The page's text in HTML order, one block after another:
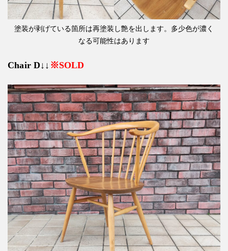
塗装が剥げている箇所は再塗装し艶を出します。多少色が濃く
なる可能性はあります
Chair D↓↓ ※SOLD